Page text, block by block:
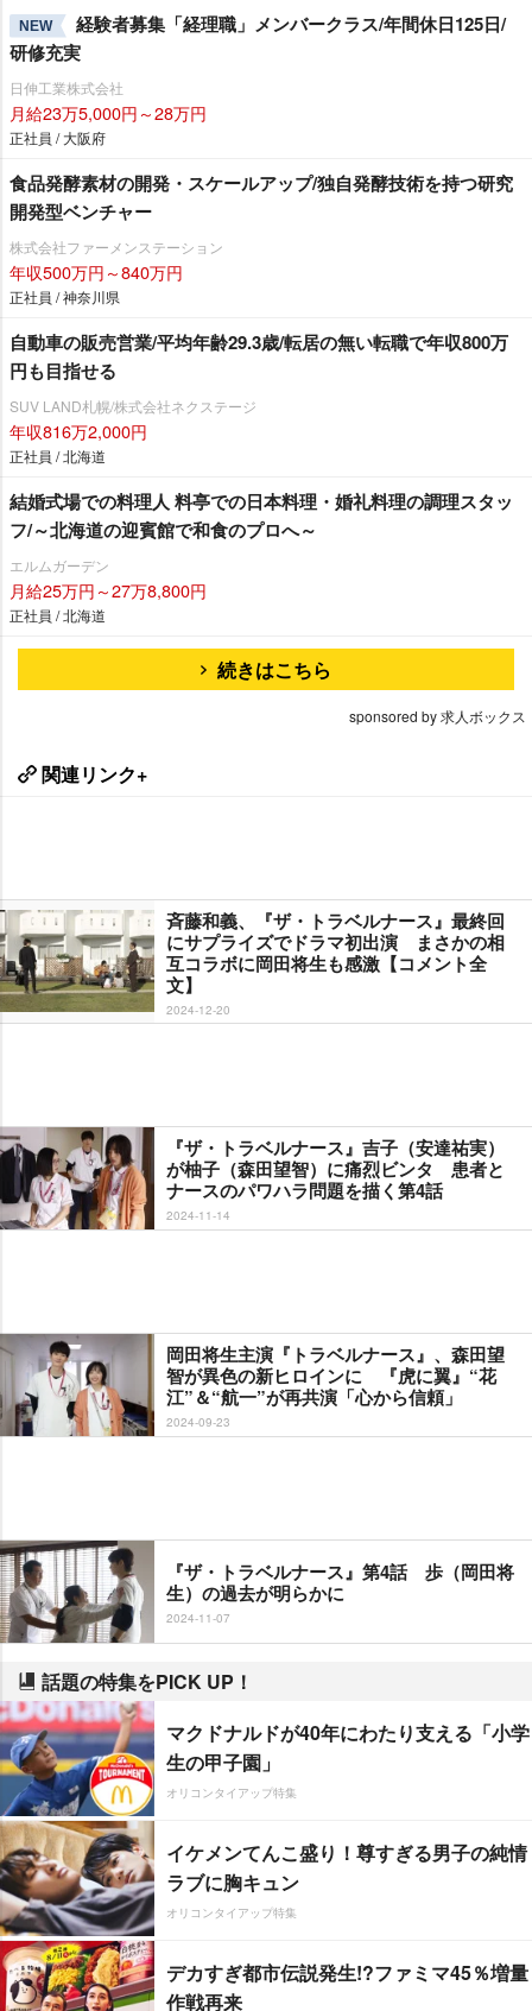
NEW
経験者募集「経理職」メンバークラス/年間休日125日/
研修充実
日伸工業株式会社
月給23万5,000円～28万円
正社員 / 大阪府
食品発酵素材の開発・スケールアップ/独自発酵技術を持つ研究
開発型ベンチャー
株式会社ファーメンステーション
年収500万円～840万円
正社員 / 神奈川県
自動車の販売営業/平均年齢29.3歳/転居の無い転職で年収800万
円も目指せる
SUV LAND札幌/株式会社ネクステージ
年収816万2,000円
正社員 / 北海道
結婚式場での料理人 料亭での日本料理・婚礼料理の調理スタッ
フ/～北海道の迎賓館で和食のプロへ～
エルムガーデン
月給25万円～27万8,800円
正社員 / 北海道
続きはこちら
sponsored by 求人ボックス
関連リンク+
斉藤和義、『ザ・トラベルナース』最終回
にサプライズでドラマ初出演 まさかの相
互コラボに岡田将生も感激【コメント全
文】
2024-12-20
『ザ・トラベルナース』吉子（安達祐実）
が柚子（森田望智）に痛烈ビンタ 患者と
ナースのパワハラ問題を描く第4話
2024-11-14
岡田将生主演『トラベルナース』、森田望
智が異色の新ヒロインに 『虎に翼』“花
江”＆“航一”が再共演「心から信頼」
2024-09-23
『ザ・トラベルナース』第4話 歩（岡田将
生）の過去が明らかに
2024-11-07
話題の特集をPICK UP！
マクドナルドが40年にわたり支える「小学
生の甲子園」
オリコンタイアップ特集
イケメンてんこ盛り！尊すぎる男子の純情
ラブに胸キュン
オリコンタイアップ特集
デカすぎ都市伝説発生!?ファミマ45％増量
作戦再来